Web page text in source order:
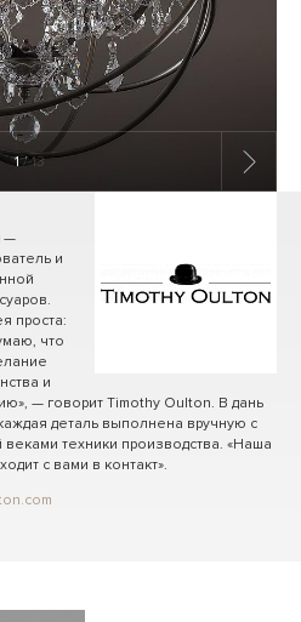
1/ 13
—
и
проста:
что
и
— говорит Timothy Oulton. В дань
деталь выполнена вручную с
техники производства. «Наша
с вами в контакт».